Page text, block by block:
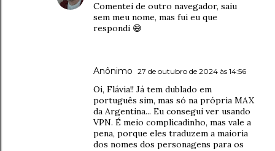
Comentei de outro navegador, saiu
sem meu nome, mas fui eu que
respondi 😅
Anônimo 27 de outubro de 2024 às 14:56
Oi, Flávia!! Já tem dublado em
português sim, mas só na própria MAX
da Argentina... Eu consegui ver usando
VPN. É meio complicadinho, mas vale a
pena, porque eles traduzem a maioria
dos nomes dos personagens para os